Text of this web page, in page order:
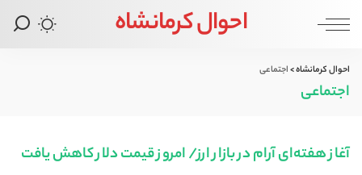
احوال کرمانشاه
احوال کرمانشاه>اجتماعی
اجتماعی
آغاز هفته‌ای آرام در بازار ارز/ امروز قیمت دلار کاهش یافت‌